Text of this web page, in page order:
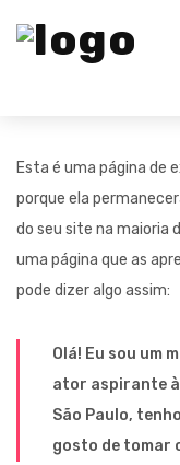
Quem Somos
Search
Pay Per Click
Digital
Blog
Contato
Esta é uma página de
porque ela
do seu site na maioria
uma página que as
pode dizer algo assim:
Olá! Eu sou um
ator aspirante à
São Paulo,
gosto de tomar